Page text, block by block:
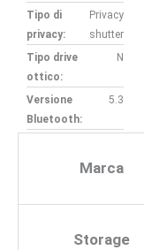
Tipo di
privacy:
Privacy
shutter
Tipo drive
ottico:
N
Versione
Bluetooth:
5.3
Marca
Storage